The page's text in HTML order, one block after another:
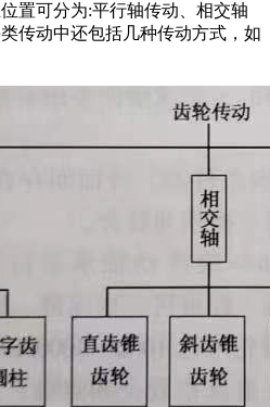
置可分为:平行轴传动、相交轴
传动中还包括几种传动方式，如